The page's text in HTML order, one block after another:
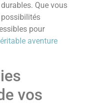
Que vous
pour
aventure
vos